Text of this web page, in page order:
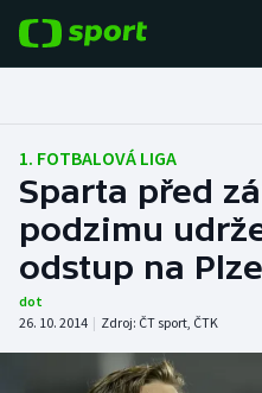
Fotbal
Hokej
Tenis
Atletika
Cyklistika
1. FOTBALOVÁ LIGA
Sparta před
podzimu
odstup na
dot
26. 10. 2014 | Zdroj: ČT sport, ČTK